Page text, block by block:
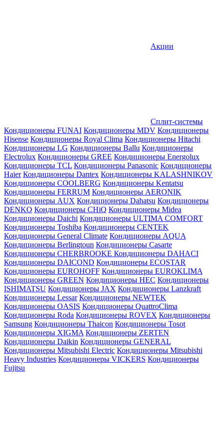
Акции
Сплит-системы
Кондиционеры FUNAI Кондиционеры MDV Кондиционеры
Hisense Кондиционеры Royal Clima Кондиционеры Hitachi
Кондиционеры LG Кондиционеры Ballu Кондиционеры
Electrolux Кондиционеры GREE Кондиционеры Energolux
Кондиционеры TCL Кондиционеры Panasonic Кондиционеры
Haier Кондиционеры Dantex Кондиционеры KALASHNIKOV
Кондиционеры СOOLBERG Кондиционеры Kentatsu
Кондиционеры FERRUM Кондиционеры AERONIK
Кондиционеры AUX Кондиционеры Dahatsu Кондиционеры
DENKO Кондиционеры CHiQ Кондиционеры Midea
Кондиционеры Daichi Кондиционеры ULTIMA COMFORT
Кондиционеры Toshiba Кондиционеры CENTEK
Кондиционеры General Climate Кондиционеры AQUA
Кондиционеры Berlingtoun Кондиционеры Casarte
Кондиционеры CHERBROOKE Кондиционеры DAHACI
Кондиционеры DAICOND Кондиционеры ECOSTAR
Кондиционеры EUROHOFF Кондиционеры EUROKLIMA
Кондиционеры GREEN Кондиционеры HEC Кондиционеры
ISHIMATSU Кондиционеры JAX Кондиционеры Lanzkraft
Кондиционеры Lessar Кондиционеры NEWTEK
Кондиционеры OASIS Кондиционеры QuattroClima
Кондиционеры Roda Кондиционеры ROVEX Кондиционеры
Samsung Кондиционеры Thaicon Кондиционеры Tosot
Кондиционеры XIGMA Кондиционеры ZERTEN
Кондиционеры Daikin Кондиционеры GENERAL
Кондиционеры Mitsubishi Electric Кондиционеры Mitsubishi
Heavy Industries Кондиционеры VICKERS Кондиционеры
Fujitsu